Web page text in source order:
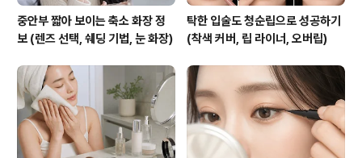
중안부 짧아 보이는 축소 화장 정
보 (렌즈 선택, 쉐딩 기법, 눈 화장)
탁한 입술도 청순립으로 성공하기
(착색 커버, 립 라이너, 오버립)